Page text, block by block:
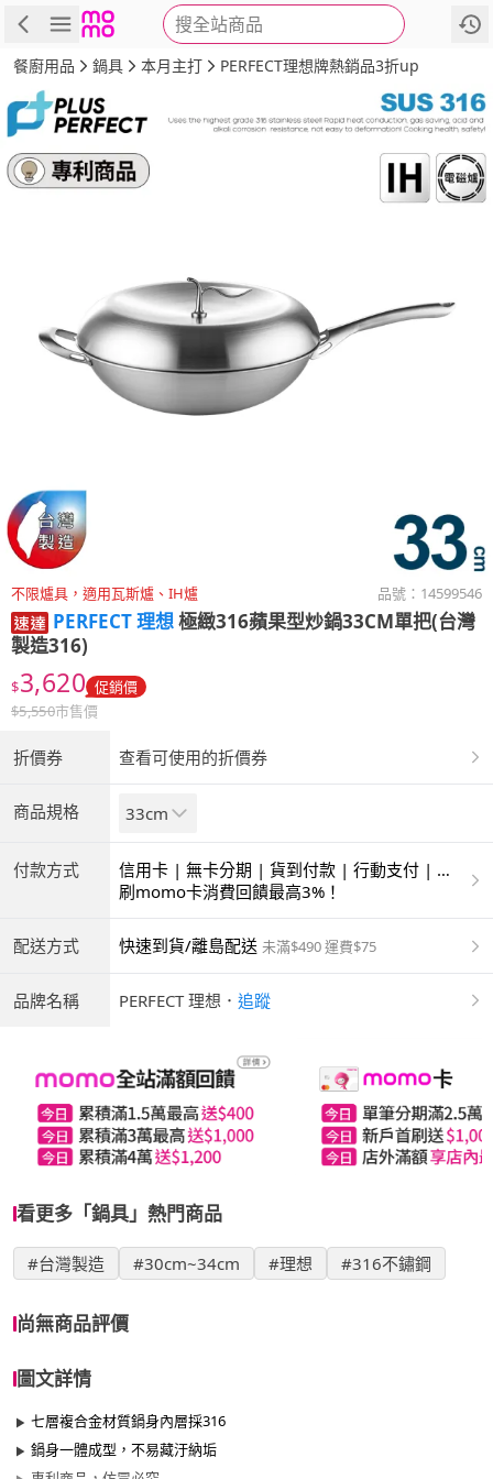
搜全站商品
商品 評價 詳情
餐廚用品 鍋具 本月主打 PERFECT理想牌熱銷品3折up
不限爐具，適用瓦斯爐、IH爐 品號： 14599546
PERFECT 理想極緻316蘋果型炒鍋33CM單把(台灣
製造316)
$3,620 促銷價
$5,550市售價
折價券 查看可使用的折價券
商品規格 33cm
付款方式
信用卡 | 無卡分期 | 貨到付款 | 行動支付 | 超
商付款 | ATM | 銀聯卡
刷momo卡消費回饋最高3%！
配送方式 快速到貨/離島配送 未滿$490 運費$75
品牌名稱 PERFECT 理想 ． 追蹤
看更多「鍋具」熱門商品
#台灣製造 #30cm~34cm #理想 #316不鏽鋼
尚無商品評價
圖文詳情
七層複合金材質鍋身內層採316
鍋身一體成型，不易藏汙納垢